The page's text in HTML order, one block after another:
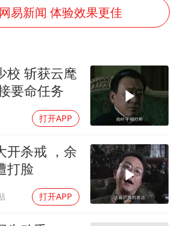
王艺迪无缘横滨赛决赛
上海大部迎大暴雨
《龙餐馆》 冲奖
蒯曼挺进WTT横滨冠军赛女单四强
构建更高水平的全民健身公共服务体系
易新闻 体验效果更佳
校 斩获云麾
接要命任务
打开APP
开杀戒 ，余
打脸
打开APP